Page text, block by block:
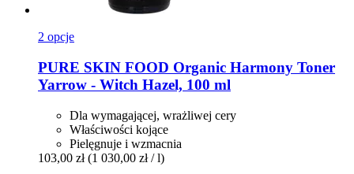
2 opcje
PURE SKIN FOOD Organic Harmony Toner
Yarrow -​ Witch Hazel, 100 ml
Dla wymagającej, wrażliwej cery
Właściwości kojące
Pielęgnuje i wzmacnia
103,00 zł (1 030,00 zł / l)